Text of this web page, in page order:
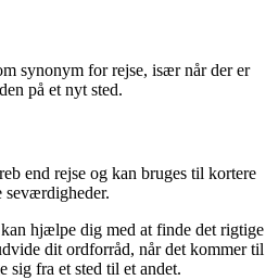
synonym for rejse, især når der er
på et nyt sted.
end rejse og kan bruges til kortere
seværdigheder.
hjælpe dig med at finde det rigtige
dit ordforråd, når det kommer til
sig fra et sted til et andet.